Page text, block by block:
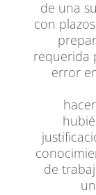
de una
con
requerida
error
de